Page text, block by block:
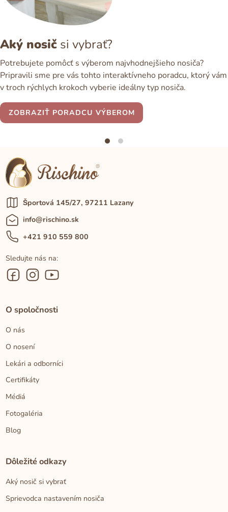
Aký nosič si vybrať?
Potrebujete pomôcť s výberom najvhodnejšieho nosiča?
Pripravili sme pre vás tohto interaktívneho poradcu, ktorý vám
v troch rýchlych krokoch vyberie ideálny typ nosiča.
ZOBRAZIŤ PORADCU VÝBEROM
Športová 145/27, 97211 Lazany
info@rischino.sk
+421 910 559 800
Sledujte nás na:
O spoločnosti
O nás
O nosení
Lekári a odborníci
Certifikáty
Médiá
Fotogaléria
Blog
Dôležité odkazy
Aký nosič si vybrať
Sprievodca nastavením nosiča